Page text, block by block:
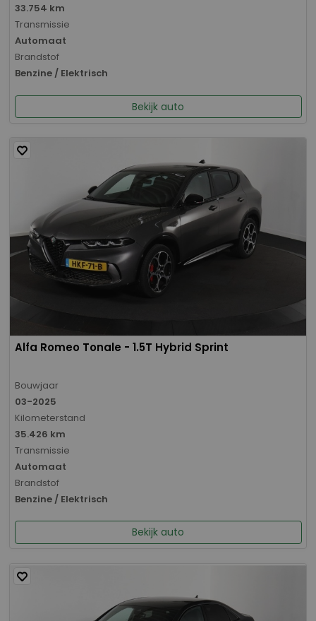
33.754 km
Transmissie
Automaat
Brandstof
Benzine / Elektrisch
Bekijk auto
Alfa Romeo Tonale - 1.5T Hybrid Sprint
Bouwjaar
03-2025
Kilometerstand
35.426 km
Transmissie
Automaat
Brandstof
Benzine / Elektrisch
Bekijk auto